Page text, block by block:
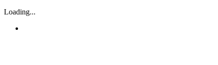
Loading...